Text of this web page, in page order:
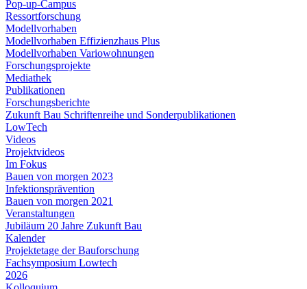
Pop-up-Campus
Ressortforschung
Modellvorhaben
Modellvorhaben Effizienzhaus Plus
Modellvorhaben Variowohnungen
Forschungsprojekte
Mediathek
Publikationen
Forschungsberichte
Zukunft Bau Schriftenreihe und Sonderpublikationen
LowTech
Videos
Projektvideos
Im Fokus
Bauen von morgen 2023
Infektionsprävention
Bauen von morgen 2021
Veranstaltungen
Jubiläum 20 Jahre Zukunft Bau
Kalender
Projektetage der Bauforschung
Fachsymposium Lowtech
2026